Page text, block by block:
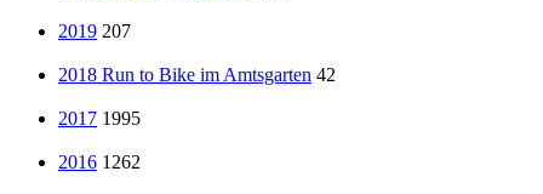
2019 207
2018 Run to Bike im Amtsgarten 42
2017 1995
2016 1262